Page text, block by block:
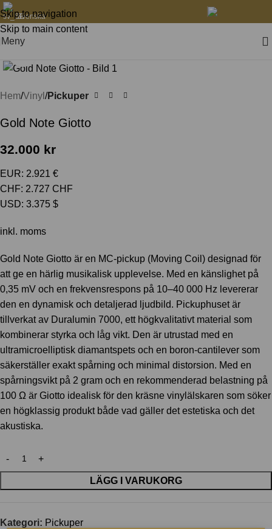
Skip to navigation
Skip to main content
Svenska
Meny
Hem Vinyl Pickuper
Gold Note Giotto
32.000 kr
EUR: 2.921 €
CHF: 2.727 CHF
USD: 3.375 $
inkl. moms
Gold Note Giotto är en MC-pickup (Moving Coil) designad för
att ge en härlig musikalisk upplevelse. Med en känslighet på
0,35 mV och en frekvensrespons på 10–40 000 Hz levererar
den en dynamisk och detaljerad ljudbild. Pickuphuset är
tillverkat av Duralumin 7000, ett högkvalitativt material som
kombinerar styrka och låg vikt. Den är utrustad med en
ultramicroelliptisk diamantspets och en boron-cantilever som
säkerställer exakt spårning och minimal distorsion. Med en
spårningsvikt på 2 gram och en rekommenderad belastning på
100 Ω är Giotto idealisk för den kräsne vinylälskaren som söker
en högklassig produkt både vad gäller det estetiska och det
akustiska.
LÄGG I VARUKORG
Kategori: Pickuper